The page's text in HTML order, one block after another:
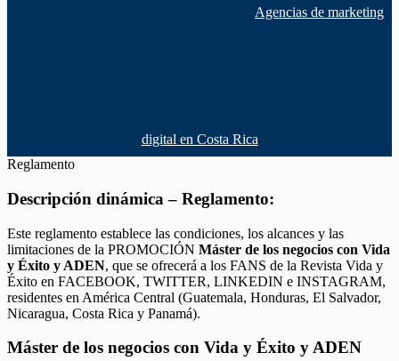
Agencias de marketing
digital en Costa Rica
Reglamento
Descripción dinámica – Reglamento:
Este reglamento establece las condiciones, los alcances y las
limitaciones de la PROMOCIÓN Máster de los negocios con Vida
y Éxito y ADEN, que se ofrecerá a los FANS de la Revista Vida y
Éxito en FACEBOOK, TWITTER, LINKEDIN e INSTAGRAM,
residentes en América Central (Guatemala, Honduras, El Salvador,
Nicaragua, Costa Rica y Panamá).
Máster de los negocios con Vida y Éxito y ADEN